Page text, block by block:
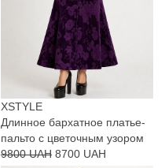
XSTYLE
Длинное бархатное платье-
пальто с цветочным узором
9800 UAH 8700 UAH